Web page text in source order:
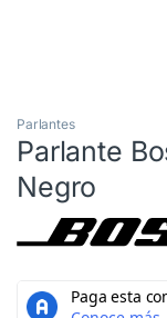
Parlantes
Parlante
Negro